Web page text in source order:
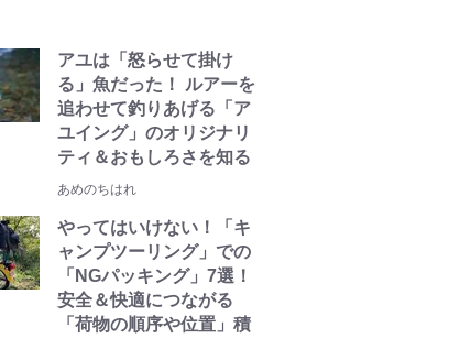
アユは「怒らせて掛け
る」魚だった！ ルアーを
追わせて釣りあげる「ア
ユイング」のオリジナリ
ティ＆おもしろさを知る
あめのちはれ
やってはいけない！「キ
ャンプツーリング」での
「NGパッキング」7選！
安全＆快適につながる
「荷物の順序や位置」積